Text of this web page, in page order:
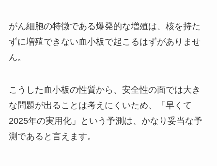
がん細胞の特徴である爆発的な増殖は、核を持た
ずに増殖できない血小板で起こるはずがありませ
ん。
こうした血小板の性質から、安全性の面では大き
な問題が出ることは考えにくいため、「 早くて
2025年の実用化」という予測は、かなり妥当な予
測であると言えます。